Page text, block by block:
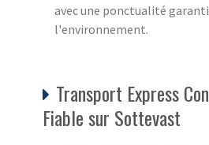
avec une ponctualité
l'environnement.
Transport Express
Fiable sur Sottevast